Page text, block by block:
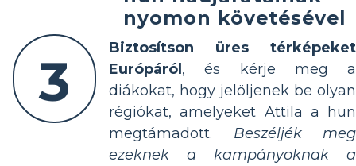
3
nyomon követésével
Biztosítson üres térképeket
Európáról , és kérje meg a
diákokat, hogy jelöljenek be olyan
régiókat, amelyeket Attila a hun
megtámadott. Beszéljék meg
ezeknek a kampányoknak a